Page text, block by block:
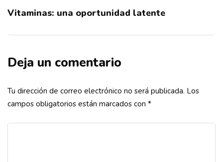
Vitaminas: una oportunidad latente
Deja un comentario
Tu dirección de correo electrónico no será publicada. Los
campos obligatorios están marcados con *